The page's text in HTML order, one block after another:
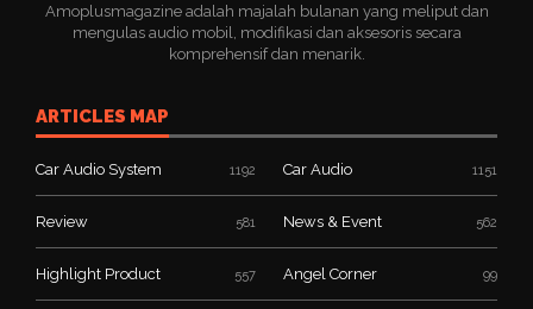
Amoplusmagazine adalah majalah bulanan yang meliput dan
mengulas audio mobil, modifikasi dan aksesoris secara
komprehensif dan menarik.
ARTICLES MAP
Car Audio System 1192 Car Audio 1151
Review 581 News & Event 562
Highlight Product 557 Angel Corner 99